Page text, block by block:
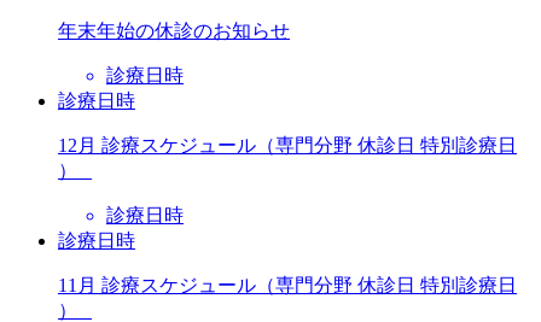
年末年始の休診のお知らせ
診療日時
診療日時
12月 診療スケジュール（専門分野 休診日 特別診療日
）
診療日時
診療日時
11月 診療スケジュール（専門分野 休診日 特別診療日
）